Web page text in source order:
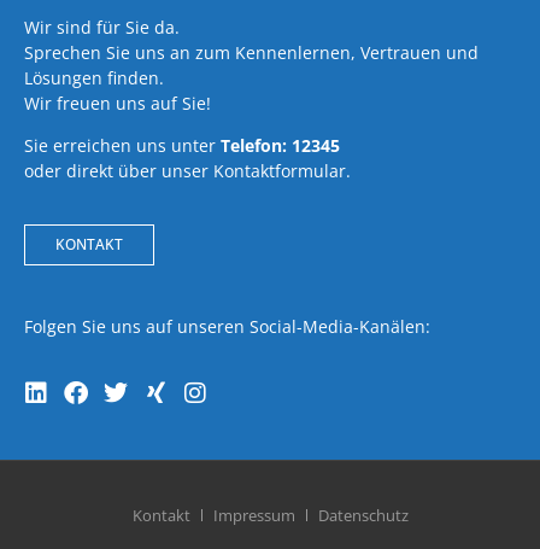
Wir sind für Sie da.
Sprechen Sie uns an zum Kennenlernen, Vertrauen und
Lösungen finden.
Wir freuen uns auf Sie!
Sie erreichen uns unter Telefon: 12345
oder direkt über unser Kontaktformular.
KONTAKT
Folgen Sie uns auf unseren Social-Media-Kanälen:
Kontakt Impressum
Datenschutz